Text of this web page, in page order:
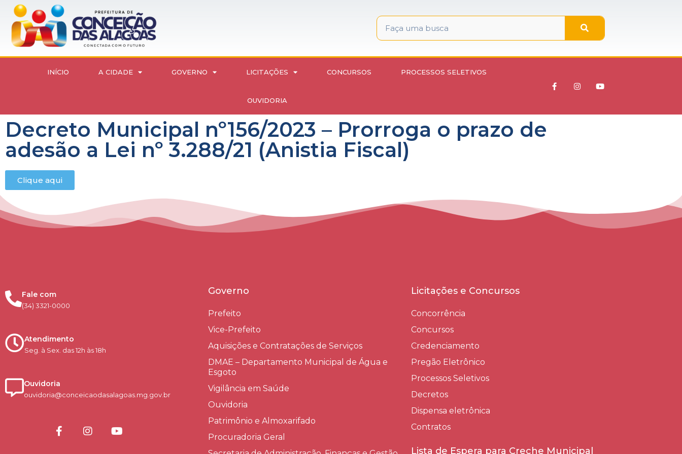
INÍCIO A CIDADE GOVERNO LICITAÇÕES CONCURSOS PROCESSOS SELETIVOS
OUVIDORIA
Decreto Municipal nº156/2023 – Prorroga o prazo de
adesão a Lei nº 3.288/21 (Anistia Fiscal)
Clique aqui
Fale com
(34) 3321-0000
Atendimento
Seg. à Sex. das 12h às 18h
Ouvidoria
ouvidoria@conceicaodasalagoas.mg.gov.br
Governo
Prefeito
Vice-Prefeito
Aquisições e Contratações de Serviços​
DMAE – Departamento Municipal de Água e
Esgoto
Vigilância em Saúde
Ouvidoria
Patrimônio e Almoxarifado
Procuradoria Geral
Licitações e Concursos
Concorrência
Concursos
Credenciamento
Pregão Eletrônico
Processos Seletivos
Decretos
Dispensa eletrônica
Contratos
Lista de Espera para Creche Municipal